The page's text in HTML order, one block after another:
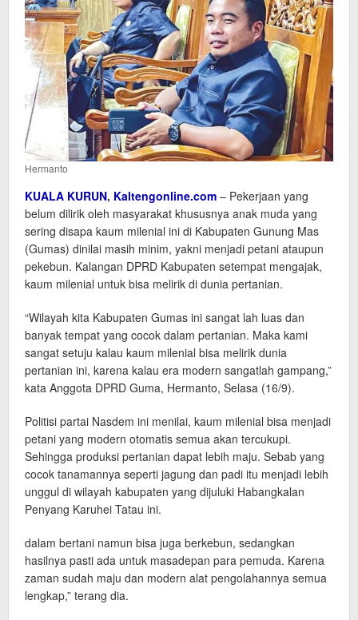
Hermanto
KUALA KURUN, Kaltengonline.com – Pekerjaan yang
belum dilirik oleh masyarakat khususnya anak muda yang
sering disapa kaum milenial ini di Kabupaten Gunung Mas
(Gumas) dinilai masih minim, yakni menjadi petani ataupun
pekebun. Kalangan DPRD Kabupaten setempat mengajak,
kaum milenial untuk bisa melirik di dunia pertanian.
“Wilayah kita Kabupaten Gumas ini sangat lah luas dan
banyak tempat yang cocok dalam pertanian. Maka kami
sangat setuju kalau kaum milenial bisa melirik dunia
pertanian ini, karena kalau era modern sangatlah gampang,”
kata Anggota DPRD Guma, Hermanto, Selasa (16/9).
Politisi partai Nasdem ini menilai, kaum milenial bisa menjadi
petani yang modern otomatis semua akan tercukupi.
Sehingga produksi pertanian dapat lebih maju. Sebab yang
cocok tanamannya seperti jagung dan padi itu menjadi lebih
unggul di wilayah kabupaten yang dijuluki Habangkalan
Penyang Karuhei Tatau ini.
dalam bertani namun bisa juga berkebun, sedangkan
hasilnya pasti ada untuk masadepan para pemuda. Karena
zaman sudah maju dan modern alat pengolahannya semua
lengkap,” terang dia.